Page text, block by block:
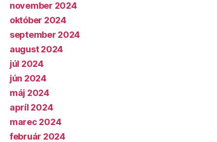
november 2024
október 2024
september 2024
august 2024
júl 2024
jún 2024
máj 2024
apríl 2024
marec 2024
február 2024